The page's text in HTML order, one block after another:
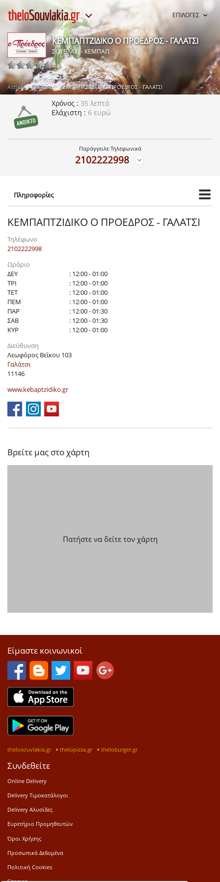
ΕΠΙΛΟΓΕΣ
ΚΕΜΠΑΠΤΖΙΔΙΚΟ Ο ΠΡΟΕΔΡΟΣ - ΓΑΛΑΤΣΙ
ΣΟΥΒΛΑΚΙ - ΚΕΜΠΑΠ
0 ψήφοι
Αττική Γαλάτσι ΚΕΜΠΑΠΤΖΙΔΙΚΟ Ο ΠΡΟΕΔΡΟΣ - ΓΑΛΑΤΣΙ
Χρόνος
35 λεπτά
Ελάχιστη
6 ευρώ
Παράγγειλε Τηλεφωνικά
2102222998
Πληροφορίες
ΚΕΜΠΑΠΤΖΙΔΙΚΟ Ο ΠΡΟΕΔΡΟΣ - ΓΑΛΑΤΣΙ
Τηλέφωνο
2102222998
Ωράριο
ΔΕΥ
: 12:00 - 01:00
ΤΡΙ
: 12:00 - 01:00
ΤΕΤ
: 12:00 - 01:00
ΠΕΜ
: 12:00 - 01:00
ΠΑΡ
: 12:00 - 01:30
ΣΑΒ
: 12:00 - 01:30
ΚΥΡ
: 12:00 - 01:00
Διεύθυνση
Λεωφόρος Βεΐκου 103
Γαλάτσι
11146
www.kebaptzidiko.gr
Βρείτε μας στο χάρτη
Πατήστε να δείτε τον χάρτη
Είμαστε κοινωνικοί
thelosouvlakia.gr thelopizza.gr theloburger.gr
Συνδεθείτε
Online Delivery
Delivery Τιμοκατάλογοι
Delivery Αλυσίδες
Ευρετήριο Προμηθευτών
Όροι Χρήσης
Προσωπικά Δεδομένα
Πολιτική Cookies